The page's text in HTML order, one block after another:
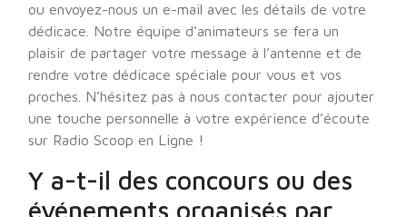
ou envoyez-nous un e-mail avec les détails de votre
dédicace. Notre équipe d’animateurs se fera un
plaisir de partager votre message à l’antenne et de
rendre votre dédicace spéciale pour vous et vos
proches. N’hésitez pas à nous contacter pour ajouter
une touche personnelle à votre expérience d’écoute
sur Radio Scoop en Ligne !
Y a-t-il des concours ou des
événements organisés par